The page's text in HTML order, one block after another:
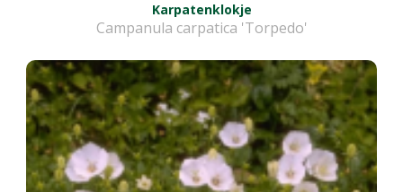
Karpatenklokje
Campanula carpatica 'Torpedo'